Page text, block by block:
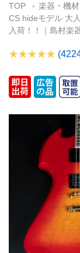
TOP 楽器・機材
CS hideモデル 大
入荷！！｜島村楽